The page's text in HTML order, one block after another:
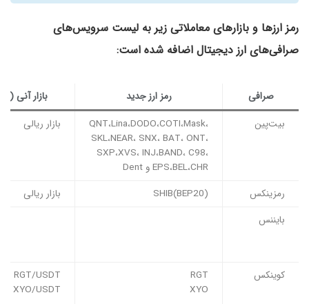
رمز ارزها و بازارهای معاملاتی زیر به لیست سرویس‌های
صرافی‌های ارز دیجیتال اضافه شده است:
صرافی رمز ارز جدید
بازار آنی (Spot)
بیت‌پین
QNT،Lina،DODO،COTI،Mask،
SKL،NEAR، SNX، BAT، ONT،
SXP،XVS، INJ،BAND، C98،
EPS،BEL،CHR و Dent
بازار ریالی
رمزینکس SHIB(BEP20)
بازار ریالی
بایننس
کوینکس
RGT
XYO
RGT/USDT
XYO/USDT